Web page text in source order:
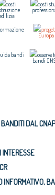
costi
costi
Europa
bandi
bandi
DAL
INFORMATIVO,